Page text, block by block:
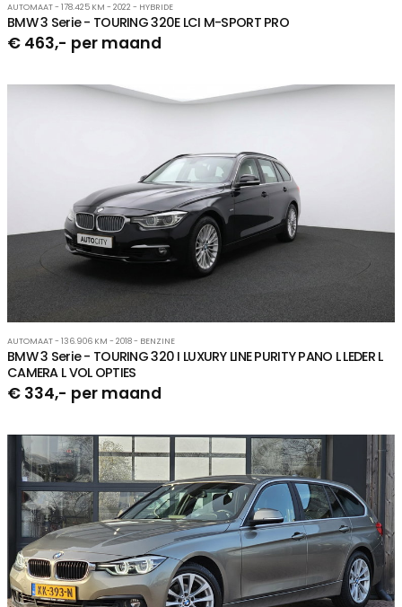
AUTOMAAT - 178.425 KM - 2022 - HYBRIDE
BMW 3 Serie - TOURING 320E LCI M-SPORT PRO
€ 463,- per maand
AUTOMAAT - 136.906 KM - 2018 - BENZINE
BMW 3 Serie - TOURING 320 I LUXURY LINE PURITY PANO L LEDER L
CAMERA L VOL OPTIES
€ 334,- per maand